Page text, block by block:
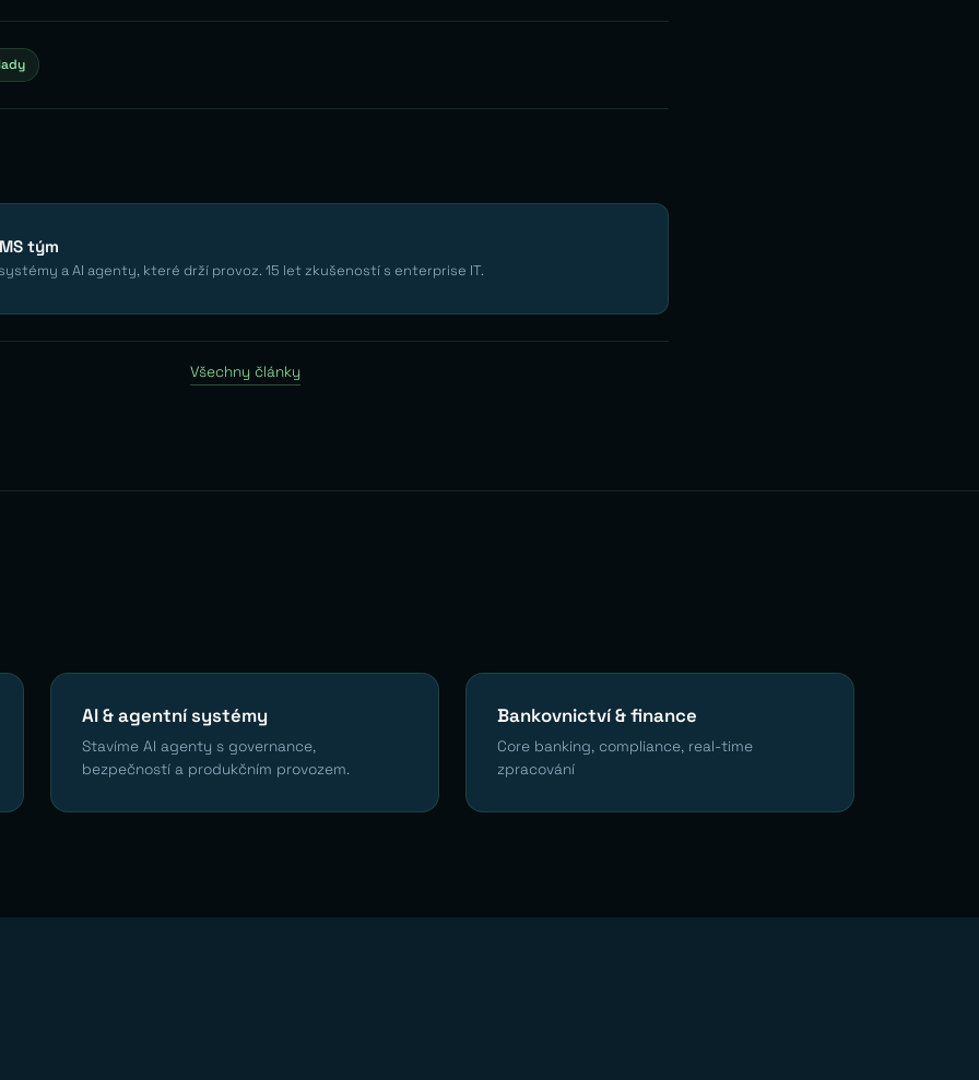
tým
a AI agenty, které drží provoz. 15 let zkušeností s enterprise IT.
Všechny články
AI & agentní systémy
Stavíme AI agenty s governance,
bezpečností a produkčním provozem.
Bankovnictví & finance
Core banking, compliance, real-time
zpracování